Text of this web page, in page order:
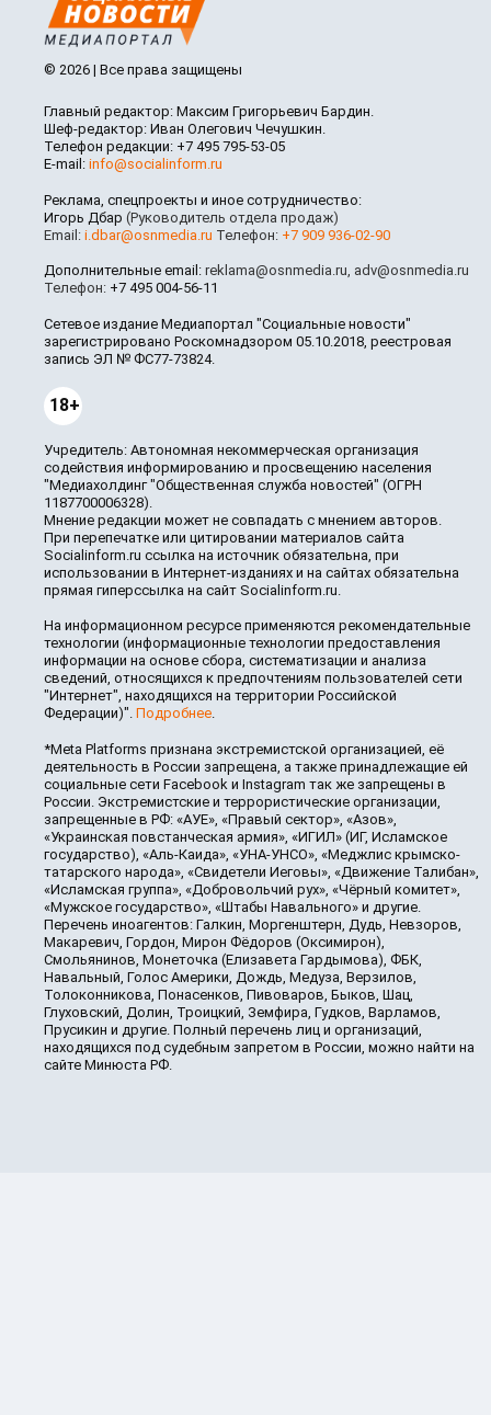
© 2026 | Все права защищены
Главный редактор: Максим Григорьевич Бардин.
Шеф-редактор: Иван Олегович Чечушкин.
Телефон редакции: +7 495 795-53-05
E-mail: info@socialinform.ru
Реклама, спецпроекты и иное сотрудничество:
Игорь Дбар (Руководитель отдела продаж)
Email: i.dbar@osnmedia.ru Телефон: +7 909 936-02-90
Дополнительные email: reklama@osnmedia.ru, adv@osnmedia.ru
Телефон: +7 495 004-56-11
Сетевое издание Медиапортал "Социальные новости"
зарегистрировано Роскомнадзором 05.10.2018, реестровая
запись ЭЛ № ФС77-73824.
18+
Учредитель: Автономная некоммерческая организация
содействия информированию и просвещению населения
"Медиахолдинг "Общественная служба новостей" (ОГРН
1187700006328).
Мнение редакции может не совпадать с мнением авторов.
При перепечатке или цитировании материалов сайта
Socialinform.ru ссылка на источник обязательна, при
использовании в Интернет-изданиях и на сайтах обязательна
прямая гиперссылка на сайт Socialinform.ru.
На информационном ресурсе применяются рекомендательные
технологии (информационные технологии предоставления
информации на основе сбора, систематизации и анализа
сведений, относящихся к предпочтениям пользователей сети
"Интернет", находящихся на территории Российской
Федерации)". Подробнее.
*Meta Platforms признана экстремистской организацией, её
деятельность в России запрещена, а также принадлежащие ей
социальные сети Facebook и Instagram так же запрещены в
России. Экстремистские и террористические организации,
запрещенные в РФ: «АУЕ», «Правый сектор», «Азов»,
«Украинская повстанческая армия», «ИГИЛ» (ИГ, Исламское
государство), «Аль-Каида», «УНА-УНСО», «Меджлис крымско-
татарского народа», «Свидетели Иеговы», «Движение Талибан»,
«Исламская группа», «Добровольчий рух», «Чёрный комитет»,
«Мужское государство», «Штабы Навального» и другие.
Перечень иноагентов: Галкин, Моргенштерн, Дудь, Невзоров,
Макаревич, Гордон, Мирон Фёдоров (Оксимирон),
Смольянинов, Монеточка (Елизавета Гардымова), ФБК,
Навальный, Голос Америки, Дождь, Медуза, Верзилов,
Толоконникова, Понасенков, Пивоваров, Быков, Шац,
Глуховский, Долин, Троицкий, Земфира, Гудков, Варламов,
Прусикин и другие. Полный перечень лиц и организаций,
находящихся под судебным запретом в России, можно найти на
сайте Минюста РФ.